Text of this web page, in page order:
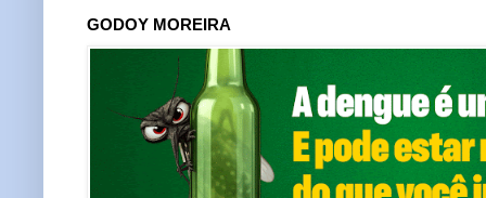
GODOY MOREIRA